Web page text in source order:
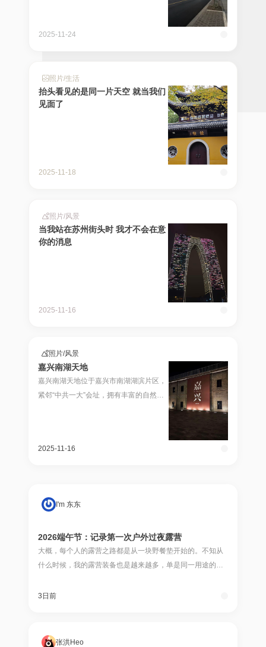
黄的回忆，幻想着当时如果...
2025-11-24
照片/生活
抬头看见的是同一片天空 就当我们
见面了
2025-11-18
照片/风景
当我站在苏州街头时 我才不会在意
你的消息
2025-11-16
照片/风景
嘉兴南湖天地
嘉兴南湖天地位于嘉兴市南湖湖滨片区，
紧邻“中共一大”会址，拥有丰富的自然景
期留存的幼儿园与南...
2025-11-16
I'm 东东
2026端午节：记录第一次户外过夜露营
大概，每个人的露营之路都是从一块野餐垫开始的。不知从
什么时候，我的露营装备也是越来越多，单是同一用途的装
其实只能称得上野餐，在户外待上个半天一天的，
3日前
张洪Heo